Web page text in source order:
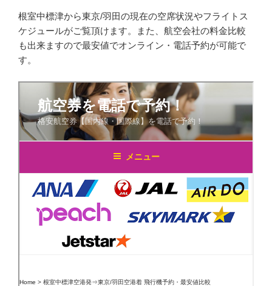
根室中標津から東京/羽田の現在の空席状況やフライトス
ケジュールがご覧頂けます。また、航空会社の料金比較
も出来ますので最安値でオンライン・電話予約が可能で
す。